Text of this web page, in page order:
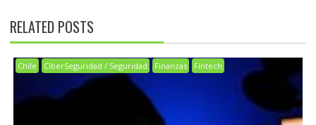
RELATED POSTS
Chile CiberSeguridad / Seguridad Finanzas Fintech